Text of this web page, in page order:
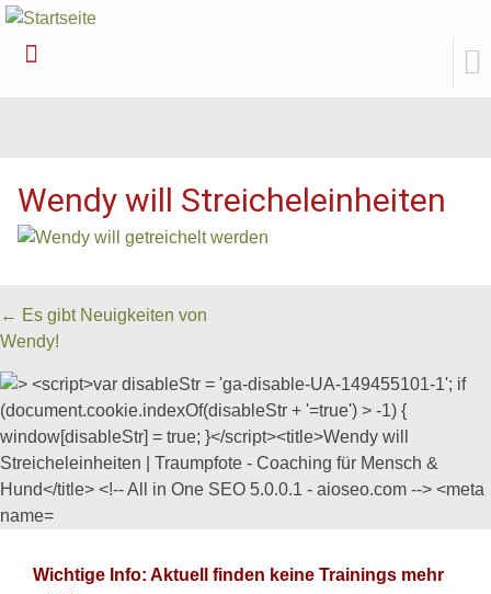
Wendy will Streicheleinheiten
Beitrags
Navigation
← Es gibt Neuigkeiten von
Wendy!
Wichtige Info: Aktuell finden keine Trainings mehr